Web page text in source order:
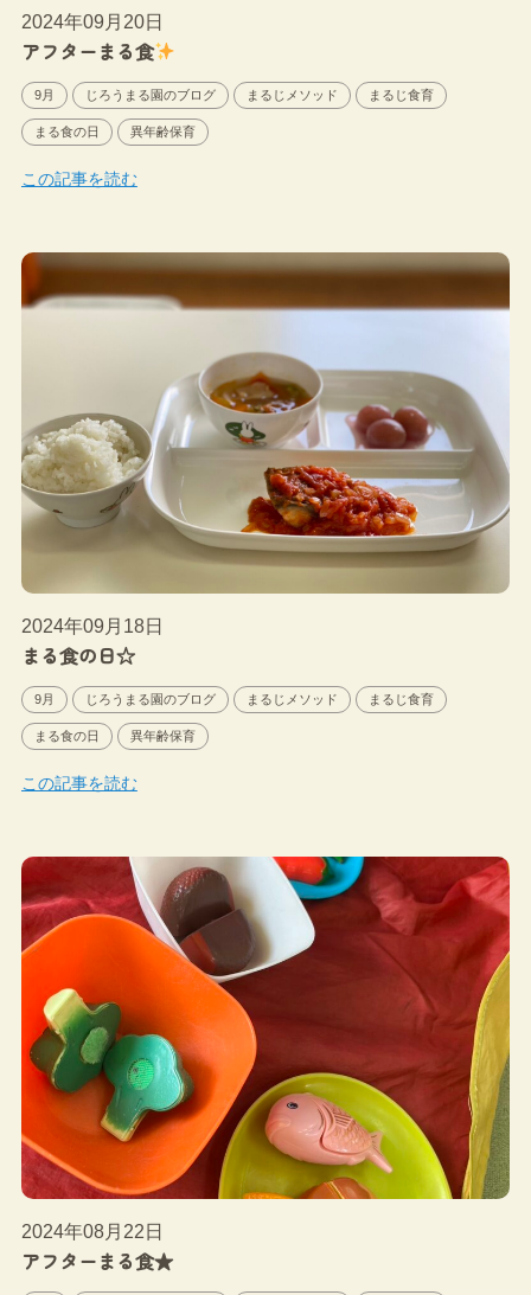
2024年09月20日
アフターまる食
9月 じろうまる園のブログ まるじメソッド まるじ食育
まる食の日 異年齢保育
この記事を読む
2024年09月18日
まる食の日☆
9月 じろうまる園のブログ まるじメソッド まるじ食育
まる食の日 異年齢保育
この記事を読む
2024年08月22日
アフターまる食★